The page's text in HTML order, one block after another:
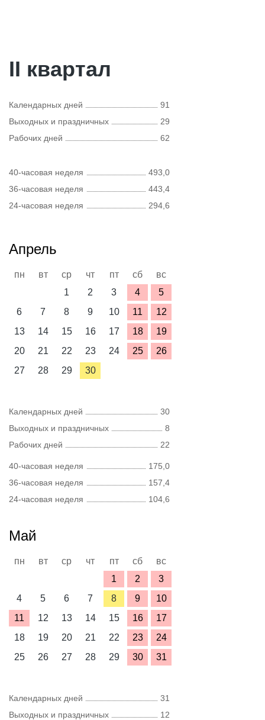
II квартал
Календарных дней
91
Выходных и праздничных
29
Рабочих дней
62
40-часовая неделя
493,0
36-часовая неделя
443,4
24-часовая неделя
294,6
Апрель
пн вт ср чт пт сб
вс
1
2 3 4
5
6
7 8 9 10 11
12
13
14 15 16 17 18
19
20
21 22 23 24 25
26
27
28 29 30
Календарных дней
30
Выходных и праздничных
8
Рабочих дней
22
40-часовая неделя
175,0
36-часовая неделя
157,4
24-часовая неделя
104,6
Май
пн вт ср чт пт сб
вс
1
2
3
4
5 6 7 8 9
10
11
12 13 14 15 16
17
18
19 20 21 22 23
24
25
26 27 28 29 30 31
Календарных дней
31
Выходных и праздничных
12